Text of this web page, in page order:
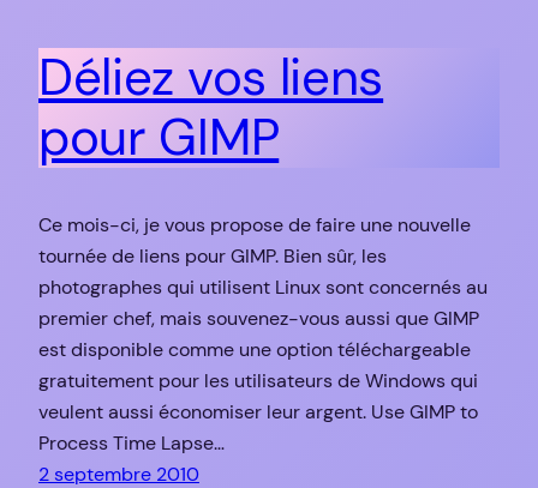
Déliez vos liens
pour GIMP
Ce mois-ci, je vous propose de faire une nouvelle
tournée de liens pour GIMP. Bien sûr, les
photographes qui utilisent Linux sont concernés au
premier chef, mais souvenez-vous aussi que GIMP
est disponible comme une option téléchargeable
gratuitement pour les utilisateurs de Windows qui
veulent aussi économiser leur argent. Use GIMP to
Process Time Lapse…
2 septembre 2010